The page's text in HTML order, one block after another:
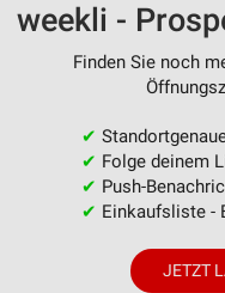
weekli -
Finden Sie noch
✔
✔ Folge deinem
✔ Push-
✔ Einkaufsliste -
JETZT